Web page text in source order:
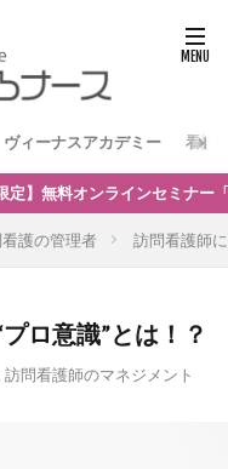
ヴィーナスアカデミー 看護
保険外・自費サービスの
護の管理者 訪問看護師
ロ意識”とは！？
訪問看護師のマネジメント